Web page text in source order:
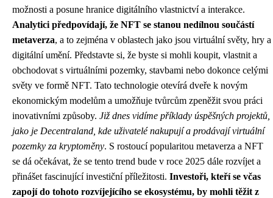
možnosti a posune hranice digitálního vlastnictví a interakce.
Analytici předpovídají, že NFT se stanou nedílnou součástí
metaverza, a to zejména v oblastech jako jsou virtuální světy, hry a
digitální umění. Představte si, že byste si mohli koupit, vlastnit a
obchodovat s virtuálními pozemky, stavbami nebo dokonce celými
světy ve formě NFT. Tato technologie otevírá dveře k novým
ekonomickým modelům a umožňuje tvůrcům zpeněžit svou práci
inovativními způsoby. Již dnes vidíme příklady úspěšných projektů,
jako je Decentraland, kde uživatelé nakupují a prodávají virtuální
pozemky za kryptoměny. S rostoucí popularitou metaverza a NFT
se dá očekávat, že se tento trend bude v roce 2025 dále rozvíjet a
přinášet fascinující investiční příležitosti. Investoři, kteří se včas
zapojí do tohoto rozvíjejícího se ekosystému, by mohli těžit z